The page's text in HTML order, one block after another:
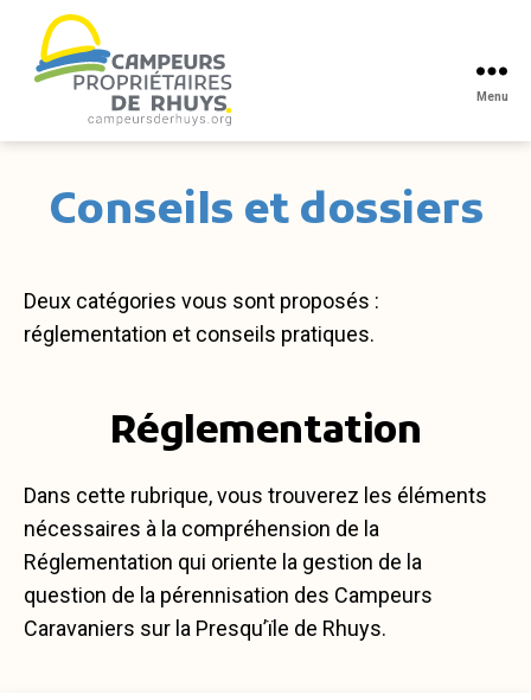
Campeurs
Rhuys
Menu
Conseils et dossiers
Deux catégories vous sont proposés :
réglementation et conseils pratiques.
Réglementation
Dans cette rubrique, vous trouverez les éléments
nécessaires à la compréhension de la
Réglementation qui oriente la gestion de la
question de la pérennisation des Campeurs
Caravaniers sur la Presqu’ïle de Rhuys.